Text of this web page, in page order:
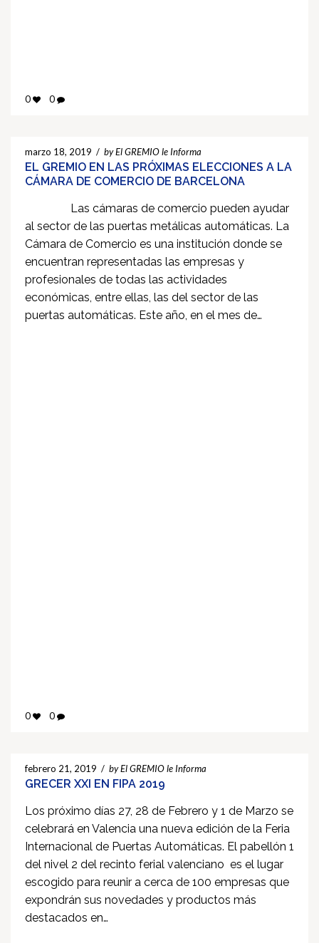
0 0
marzo 18, 2019 / by El GREMIO le Informa
EL GREMIO EN LAS PRÓXIMAS ELECCIONES A LA
CÁMARA DE COMERCIO DE BARCELONA
Las cámaras de comercio pueden ayudar
al sector de las puertas metálicas automáticas. La
Cámara de Comercio es una institución donde se
encuentran representadas las empresas y
profesionales de todas las actividades
económicas, entre ellas, las del sector de las
puertas automáticas. Este año, en el mes de…
0 0
febrero 21, 2019 / by El GREMIO le Informa
GRECER XXI EN FIPA 2019
Los próximo días 27, 28 de Febrero y 1 de Marzo se
celebrará en Valencia una nueva edición de la Feria
Internacional de Puertas Automáticas. El pabellón 1
del nivel 2 del recinto ferial valenciano es el lugar
escogido para reunir a cerca de 100 empresas que
expondrán sus novedades y productos más
destacados en…